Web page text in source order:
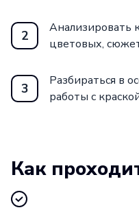
2
Анализировать
цветовых,
3
Разбираться в
работы с
Как